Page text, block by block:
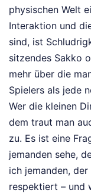
physischen Welt
Interaktion und
sind, ist
sitzendes Sakko
mehr über die
Spielers als jede
Wer die kleinen
dem traut man
zu. Es ist eine
jemanden sehe,
ich jemanden,
respektiert – und